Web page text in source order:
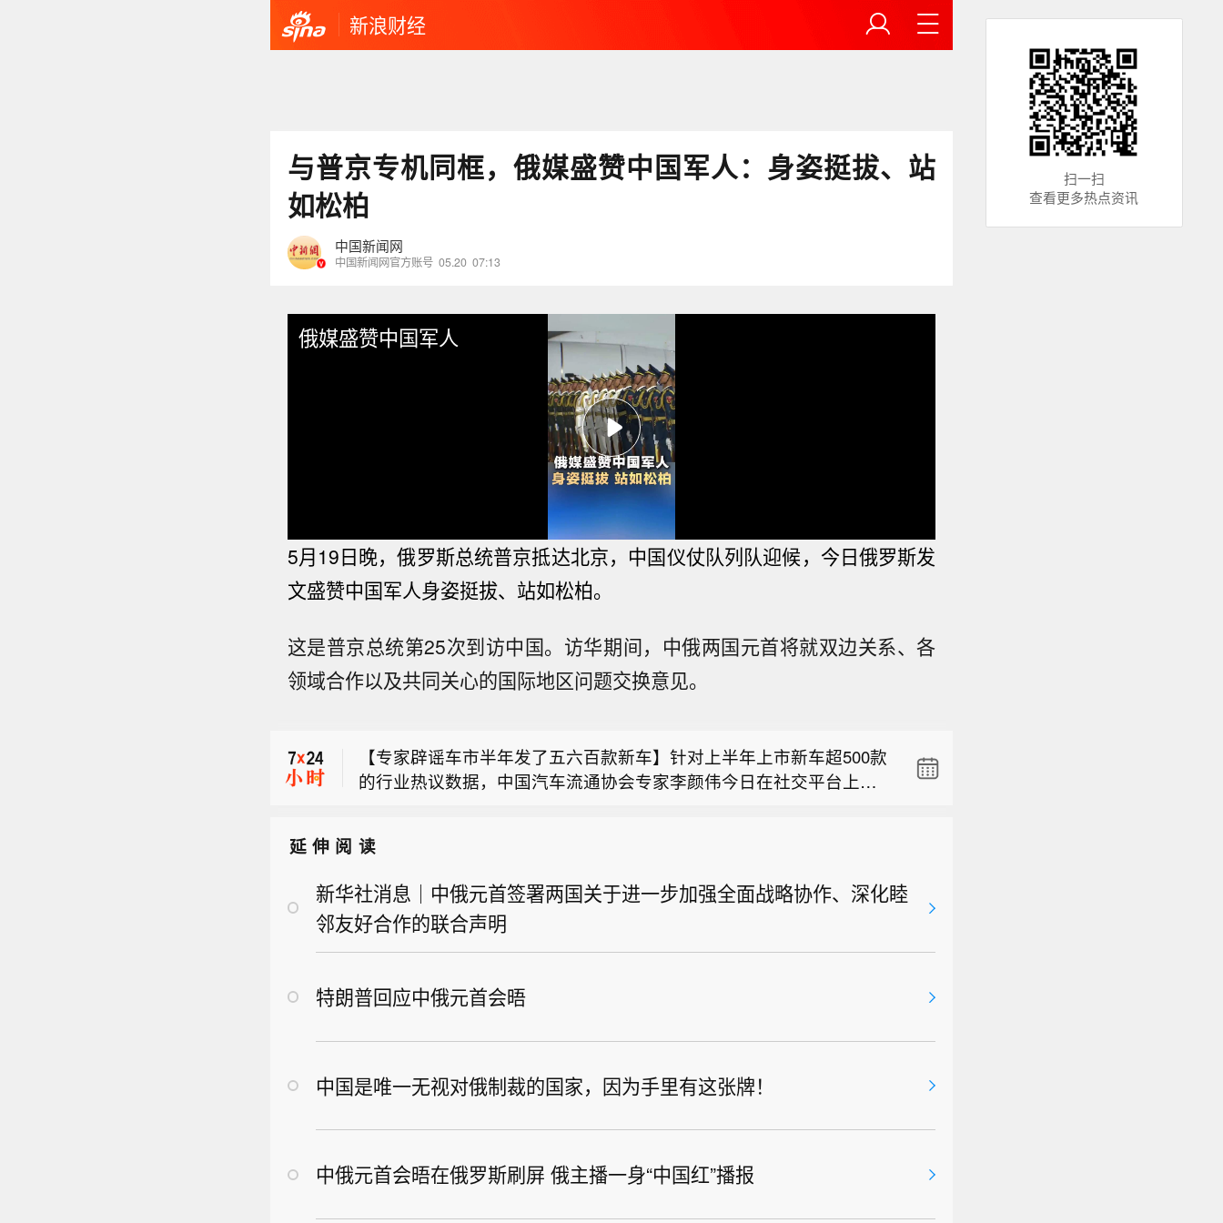
新浪财经
与普京专机同框，俄媒盛赞中国军人：身姿挺拔、站
如松柏
中国新闻网
中国新闻网官方账号 05.20 07:13
俄媒盛赞中国军人
5月19日晚，俄罗斯总统普京抵达北京，中国仪仗队列队迎候，今日俄罗斯发
文盛赞中国军人身姿挺拔、站如松柏。
这是普京总统第25次到访中国。访华期间，中俄两国元首将就双边关系、各
领域合作以及共同关心的国际地区问题交换意见。
的行业热议数据，中国汽车流通协会专家李颜伟今日在社交平台上表
示，2026年1-6月国内全新车型仅约165款，市面流传500至600款的说
法并不严谨。 李颜伟解释，500多款是车型+各类配置、衍生款的合并
个款型；但是说成500-600款车型就不严谨了。” 此前多家媒体采用宽
口径统计，称1-5月新车550款、上半年超600款，引发行业内卷讨论。
【香港2026年选举委员会界别分组一般选举11月22日投票】香港特区
政府发言人今日（7日）表示，行政长官已根据《行政长官选举条例》
于今日的宪报刊登。 此外，选举的提名期将于10月7日开始，至10月2
0日结束。总选举事务主任会适时刊登公告指明呈交提名表格的限期和
作，积极进行筹备工作，务求令到选举得以在公开、诚实、公平、安
全有序、高效和人性化的情况下顺利举行。
多导弹，美国总统特朗普当地时间8月6日作出最新表态。根据白宫社
交媒体账号发布的视频，有记者6日提到，泽连斯基发表乌克兰迫切需
也想要导弹”。（环球网）
【专家辟谣车市半年发了五六百款新车】针对上半年上市新车超500款
的行业热议数据，中国汽车流通协会专家李颜伟今日在社交平台上表
统计。“比如新上市一款车型，有三个配置，这可以算作是1款车型，3
个款型；如果上半年这165款车型，加上不同配置，或许能有500~600
个款型；但是说成500-600款车型就不严谨了。” 此前多家媒体采用宽
口径统计，称1-5月新车550款、上半年超600款，引发行业内卷讨论。
（一财）
附表第16条，指明2026年11月22日为2026年选举委员会界别分组一般
于今日的宪报刊登。 此外，选举的提名期将于10月7日开始，至10月2
0日结束。总选举事务主任会适时刊登公告指明呈交提名表格的限期和
地点，以及公布相关细节。 特区政府会继续与选举管理委员会紧密合
全有序、高效和人性化的情况下顺利举行。
延伸阅读
新华社消息｜中俄元首签署两国关于进一步加强全面战略协作、深化睦
邻友好合作的联合声明
特朗普回应中俄元首会晤
中国是唯一无视对俄制裁的国家，因为手里有这张牌！
中俄元首会晤在俄罗斯刷屏 俄主播一身“中国红”播报
扫一扫
查看更多热点资讯